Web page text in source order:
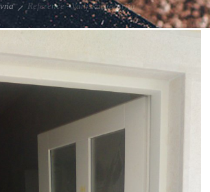
Reference - Vanjska stolarija